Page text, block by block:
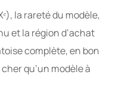
la rareté du modèle,
et la région d’achat
complète, en bon
qu’un modèle à